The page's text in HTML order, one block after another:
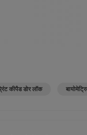
कीपैड डोर लॉक